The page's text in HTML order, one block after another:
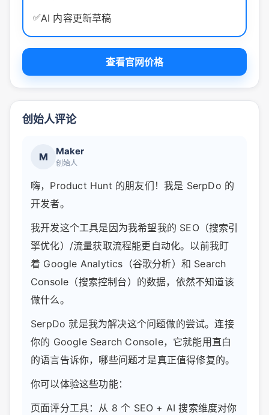
✅AI 内容更新草稿
查看官网价格
创始人评论
M Maker
创始人
嗨，Product Hunt 的朋友们！我是 SerpDo 的
开发者。
我开发这个工具是因为我希望我的 SEO（搜索引
擎优化）/流量获取流程能更自动化。以前我盯
着 Google Analytics（谷歌分析）和 Search
Console（搜索控制台）的数据，依然不知道该
做什么。
SerpDo 就是我为解决这个问题做的尝试。连接
你的 Google Search Console，它就能用直白
的语言告诉你，哪些问题才是真正值得修复的。
你可以体验这些功能：
页面评分工具：从 8 个 SEO + AI 搜索维度对你